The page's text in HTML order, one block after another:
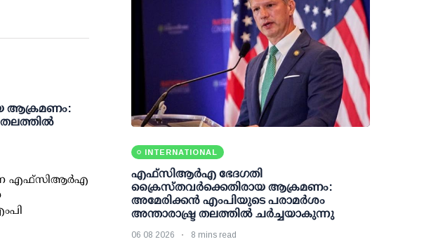
ആക്രമണം:
തലത്തിൽ
എഫ്സിആർഎ
INTERNATIONAL
എഫ്‌സി‌ആര്‍‌എ ഭേദഗതി
ക്രൈസ്തവർക്കെതിരായ ആക്രമണം:
അമേരിക്കൻ എംപിയുടെ പരാമർശം
അന്താരാഷ്ട്ര തലത്തിൽ ചർച്ചയാകുന്നു
06 08 2026 8 mins read